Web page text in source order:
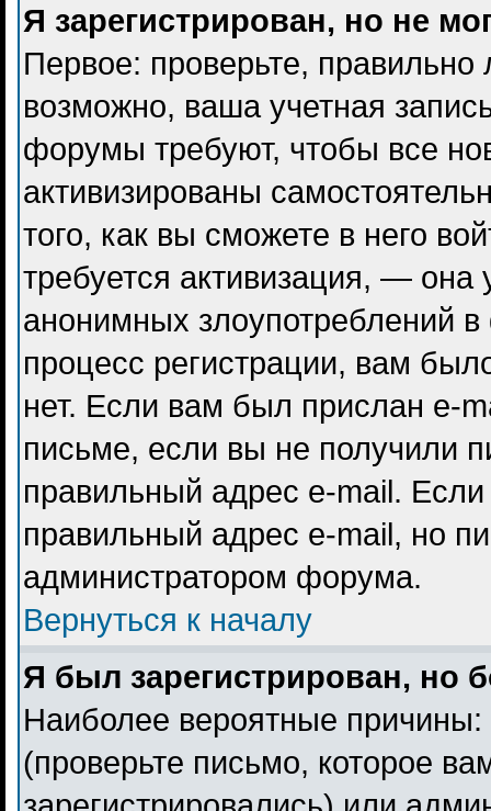
Я зарегистрирован, но не
Первое: проверьте,
возможно, ваша учетная
форумы требуют, чтобы все
активизированы
того, как вы сможете в него
требуется активизация, —
анонимных злоупотреблений
процесс регистрации, вам
нет. Если вам был прислан e-
письме, если вы не получили
правильный адрес e-mail.
правильный адрес e-mail, но
администратором форума.
Вернуться к началу
Я был зарегистрирован, но
Наиболее вероятные
(проверьте письмо, которое